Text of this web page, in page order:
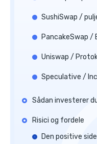
SushiSwap /
PancakeSwap /
Uniswap /
Speculative /
Sådan investerer
Risici og fordele
Den positive side